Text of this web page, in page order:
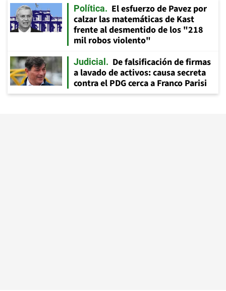
Política
El esfuerzo de Pavez por
calzar las matemáticas de Kast
frente al desmentido de los "218
mil robos violento"
Judicial
De falsificación de firmas
a lavado de activos: causa secreta
contra el PDG cerca a Franco Parisi